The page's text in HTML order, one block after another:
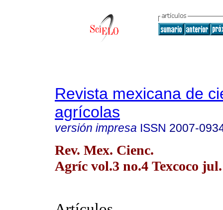
Revista mexicana de
agrícolas
versión impresa ISSN 2007-
Rev. Mex. Cienc.
Agríc vol.3 no.4 Texcoco